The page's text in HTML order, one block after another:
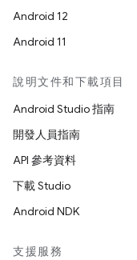
Android 12
Android 11
說明文件和下載項目
Android Studio 指南
開發人員指南
API 參考資料
下載 Studio
Android NDK
支援服務